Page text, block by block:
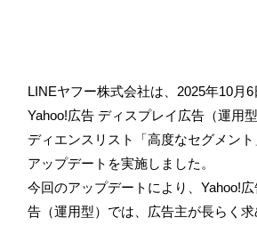
LINEヤフー株式会社は、2025年10月6
Yahoo!広告 ディスプレイ広告（運用
ディエンスリスト「高度なセグメン
アップデートを実施しました。
今回のアップデートにより、Yahoo!
告（運用型）では、広告主が長らく